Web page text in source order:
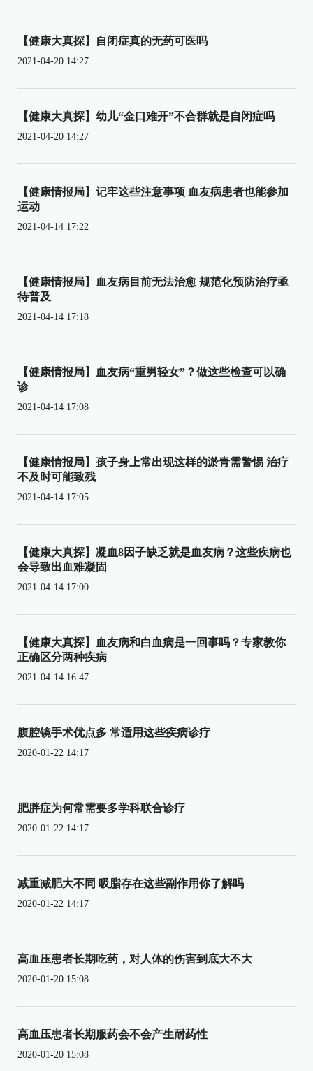
【健康大真探】自闭症真的无药可医吗
2021-04-20 14:27
【健康大真探】幼儿“金口难开”不合群就是自闭症吗
2021-04-20 14:27
【健康情报局】记牢这些注意事项 血友病患者也能参加
运动
2021-04-14 17:22
【健康情报局】血友病目前无法治愈 规范化预防治疗亟
待普及
2021-04-14 17:18
【健康情报局】血友病“重男轻女”？做这些检查可以确
诊
2021-04-14 17:08
【健康情报局】孩子身上常出现这样的淤青需警惕 治疗
不及时可能致残
2021-04-14 17:05
【健康大真探】凝血8因子缺乏就是血友病？这些疾病也
会导致出血难凝固
2021-04-14 17:00
【健康大真探】血友病和白血病是一回事吗？专家教你
正确区分两种疾病
2021-04-14 16:47
腹腔镜手术优点多 常适用这些疾病诊疗
2020-01-22 14:17
肥胖症为何常需要多学科联合诊疗
2020-01-22 14:17
减重减肥大不同 吸脂存在这些副作用你了解吗
2020-01-22 14:17
高血压患者长期吃药，对人体的伤害到底大不大
2020-01-20 15:08
高血压患者长期服药会不会产生耐药性
2020-01-20 15:08